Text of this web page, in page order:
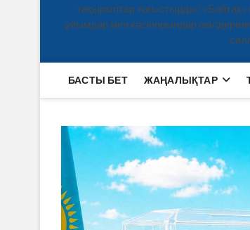
тақырыптар тоғыстырды? «Байтақ»
ұйымдар мен кәсіпорындар
БАСТЫ БЕТ ЖАҢАЛЫҚТАР